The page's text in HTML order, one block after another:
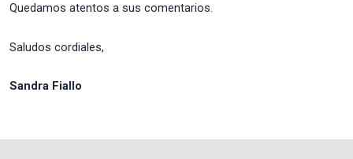
Quedamos atentos a sus comentarios.
Saludos cordiales,
Sandra Fiallo